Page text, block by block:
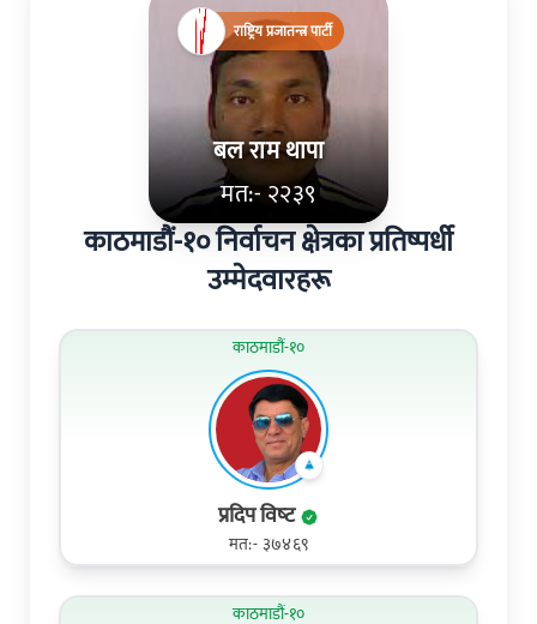
बल राम थापा
मत:- २२३९
राष्ट्रिय प्रजातन्त्र पार्टी
काठमाडौं-१० निर्वाचन क्षेत्रका प्रतिष्पर्धी
उम्मेदवारहरू
काठमाडौं-१०
प्रदिप विष्‍ट
मत:- ३७४६९
काठमाडौं-१०